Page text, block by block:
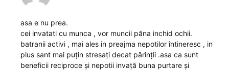
asa e nu prea.
cei invatati cu munca , vor muncii păna inchid ochii.
batranii activi , mai ales in preajma nepotilor întineresc , in
plus sant mai puțin stresați decat părinții .asa ca sunt
beneficii reciproce și nepotii invață buna purtare și